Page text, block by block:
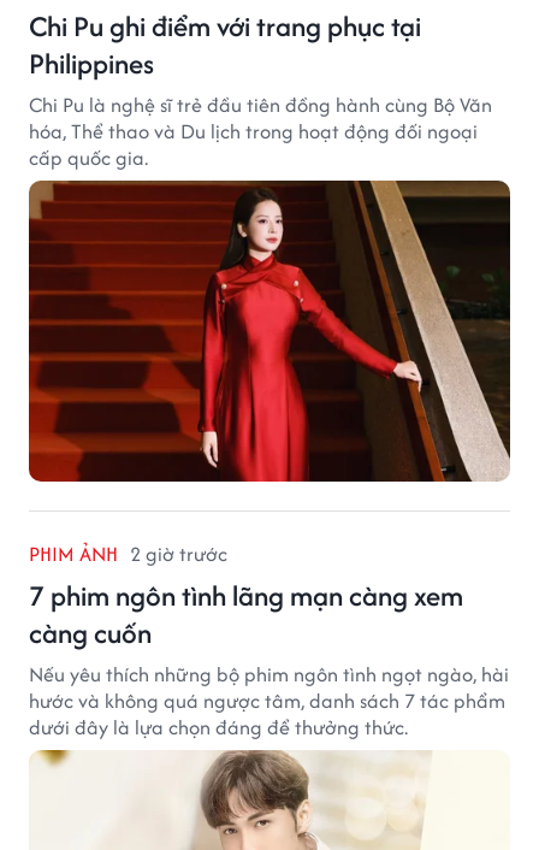
Chi Pu ghi điểm với trang phục tại
Philippines
Chi Pu là nghệ sĩ trẻ đầu tiên đồng hành cùng Bộ Văn
hóa, Thể thao và Du lịch trong hoạt động đối ngoại
cấp quốc gia.
PHIM ẢNH 2 giờ trước
7 phim ngôn tình lãng mạn càng xem
càng cuốn
Nếu yêu thích những bộ phim ngôn tình ngọt ngào, hài
hước và không quá ngược tâm, danh sách 7 tác phẩm
dưới đây là lựa chọn đáng để thưởng thức.